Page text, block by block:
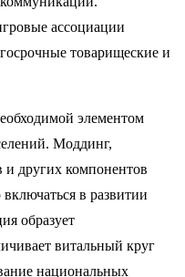
ассоциации
товарищеские и
элементом
Моддинг,
и других компонентов
в развитии
образует
витальный круг
национальных